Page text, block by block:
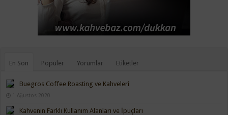
En Son Popüler Yorumlar Etiketler
Buegros Coffee Roasting ve Kahveleri
1 Ağustos 2020
Kahvenin Farklı Kullanım Alanları ve İpuçları